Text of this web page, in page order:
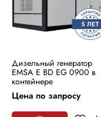
Дизельный генератор
EMSA E BD EG 0900 в
контейнере
Цена по запросу